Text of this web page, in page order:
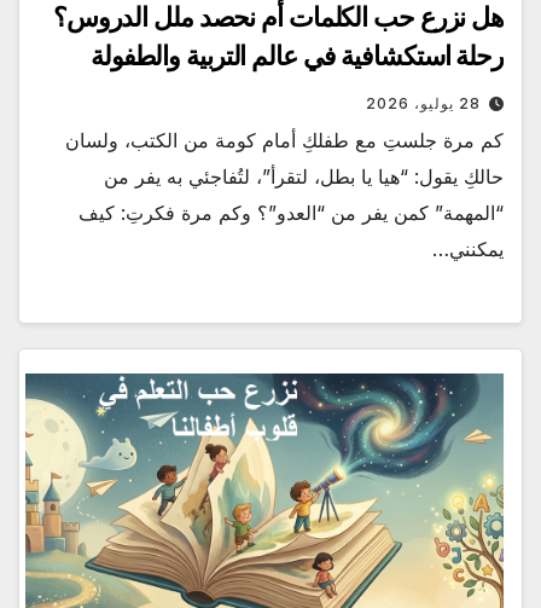
هل نزرع حب الكلمات أم نحصد ملل الدروس؟
رحلة استكشافية في عالم التربية والطفولة
28 يوليو، 2026
كم مرة جلستِ مع طفلكِ أمام كومة من الكتب، ولسان
حالكِ يقول: “هيا يا بطل، لتقرأ”، لتُفاجئي به يفر من
“المهمة” كمن يفر من “العدو”؟ وكم مرة فكرتِ: كيف
يمكنني…